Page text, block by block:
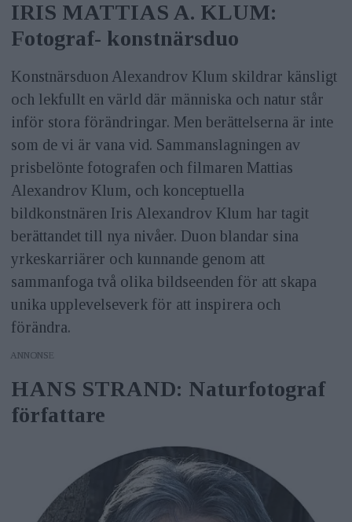
IRIS MATTIAS A. KLUM:
Fotograf- konstnärsduo
Konstnärsduon Alexandrov Klum skildrar känsligt
och lekfullt en värld där människa och natur står
inför stora förändringar. Men berättelserna är inte
som de vi är vana vid. Sammanslagningen av
prisbelönte fotografen och filmaren Mattias
Alexandrov Klum, och konceptuella
bildkonstnären Iris Alexandrov Klum har tagit
berättandet till nya nivåer. Duon blandar sina
yrkeskarriärer och kunnande genom att
sammanfoga två olika bildseenden för att skapa
unika upplevelseverk för att inspirera och
förändra.
ANNONS
HANS STRAND: Naturfotograf
författare